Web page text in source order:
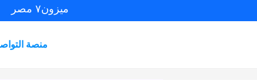
ميزون٧ مصر
منصة